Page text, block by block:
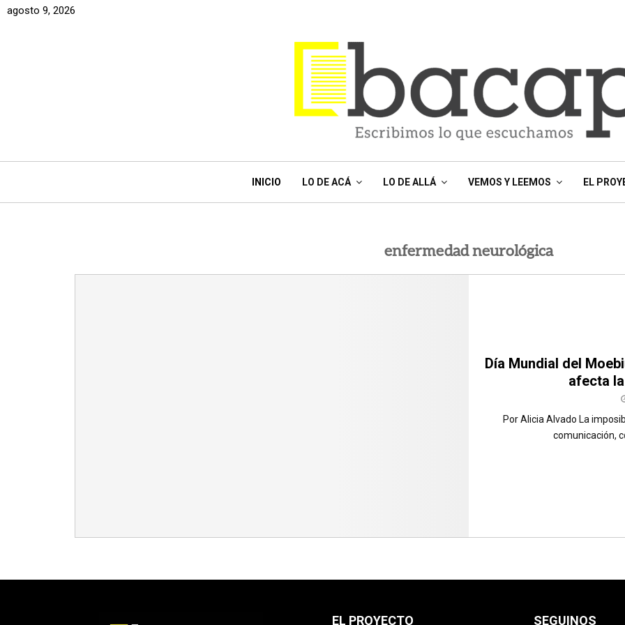
agosto 9, 2026
INICIO LO DE ACÁ LO DE ALLÁ VEMOS Y LEEMOS EL
enfermedad neurológica
Día Mundial del
afecta
Por Alicia Alvado La
comunicación,
EL PROYECTO SEGUINOS